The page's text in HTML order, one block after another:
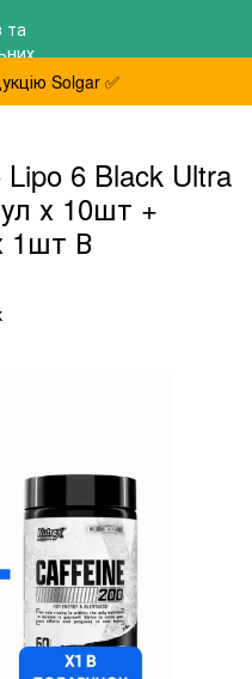
Solgar ✅
6 Black Ultra
х 10шт +
1шт В